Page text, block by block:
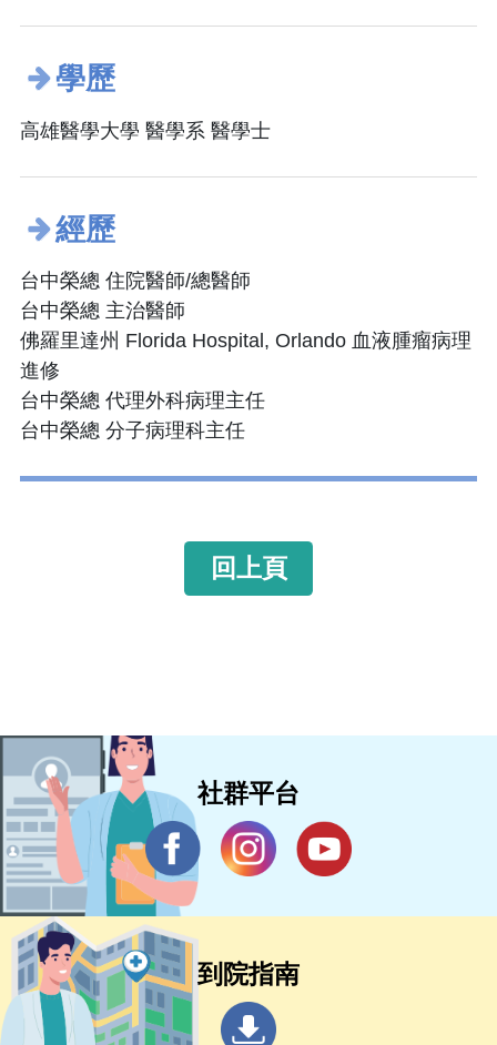
學歷
高雄醫學大學 醫學系 醫學士
經歷
台中榮總 住院醫師/總醫師
台中榮總 主治醫師
佛羅里達州 Florida Hospital, Orlando 血液腫瘤病理
進修
台中榮總 代理外科病理主任
台中榮總 分子病理科主任
回上頁
社群平台
到院指南